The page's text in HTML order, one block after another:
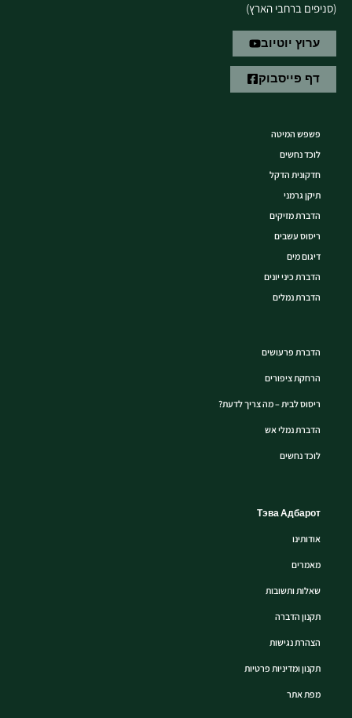
(סניפים ברחבי הארץ)
ערוץ יוטיוב
דף פייסבוק
פשפש המיטה
לוכד נחשים
חדקונית הדקל
תיקן גרמני
הדברת מזיקים
ריסוס עשבים
דיגום מים
הדברת כיני יונים
הדברת נמלים
הדברת פרעושים
הרחקת ציפורים
ריסוס לבית – מה צריך לדעת?
הדברת נמלי אש
לוכד נחשים
Тэва Адбарот
אודותינו
מאמרים
שאלות ותשובות
תקנון הדברה
הצהרת נגישות
תקנון ומדיניות פרטיות
מפת אתר